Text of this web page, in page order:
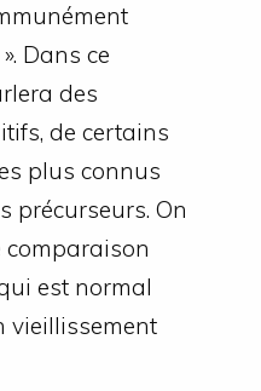
Dans ce
des
de certains
plus connus
précurseurs. On
comparaison
est normal
vieillissement